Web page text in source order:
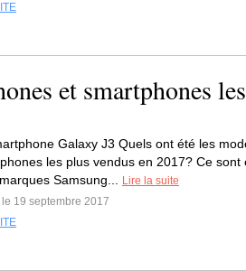
et smartphones
Galaxy J3 Quels ont été les
les plus vendus en 2017? Ce
Samsung...
Lire la suite
le 19 septembre 2017